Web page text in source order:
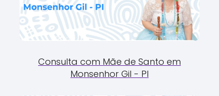
Consulta com Mãe de Santo em
Monsenhor Gil - PI